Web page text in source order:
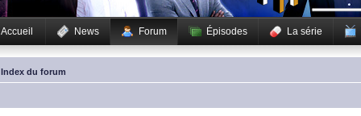
Accueil News Forum Épisodes La série
Index du forum